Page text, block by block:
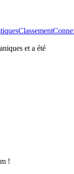
Classement
et a été
!